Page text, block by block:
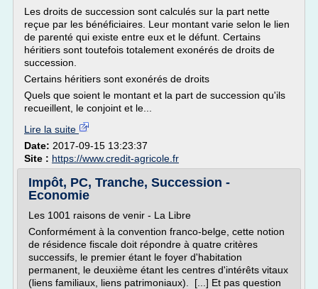
Les droits de succession sont calculés sur la part nette
reçue par les bénéficiaires. Leur montant varie selon le lien
de parenté qui existe entre eux et le défunt. Certains
héritiers sont toutefois totalement exonérés de droits de
succession.
Certains héritiers sont exonérés de droits
Quels que soient le montant et la part de succession qu'ils
recueillent, le conjoint et le...
Lire la suite
Date: 2017-09-15 13:23:37
Site : https://www.credit-agricole.fr
Impôt, PC, Tranche, Succession -
Economie
Les 1001 raisons de venir - La Libre
Conformément à la convention franco-belge, cette notion
de résidence fiscale doit répondre à quatre critères
successifs, le premier étant le foyer d'habitation
permanent, le deuxième étant les centres d'intérêts vitaux
(liens familiaux, liens patrimoniaux). [...] Et pas question